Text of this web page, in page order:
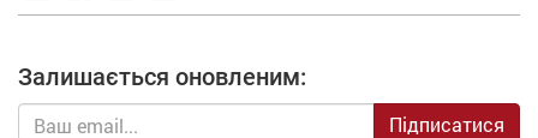
Залишається оновленим:
Підписатися